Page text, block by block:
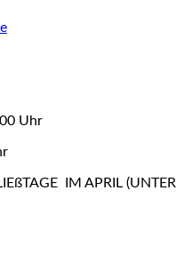
Uhr
IM APRIL (UNTER